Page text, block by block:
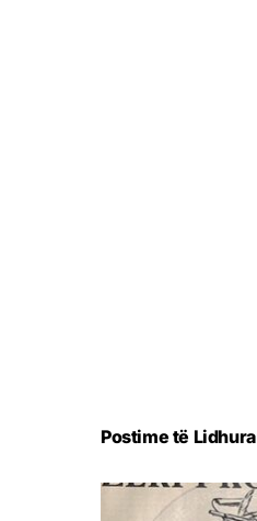
Postime të Lidhura